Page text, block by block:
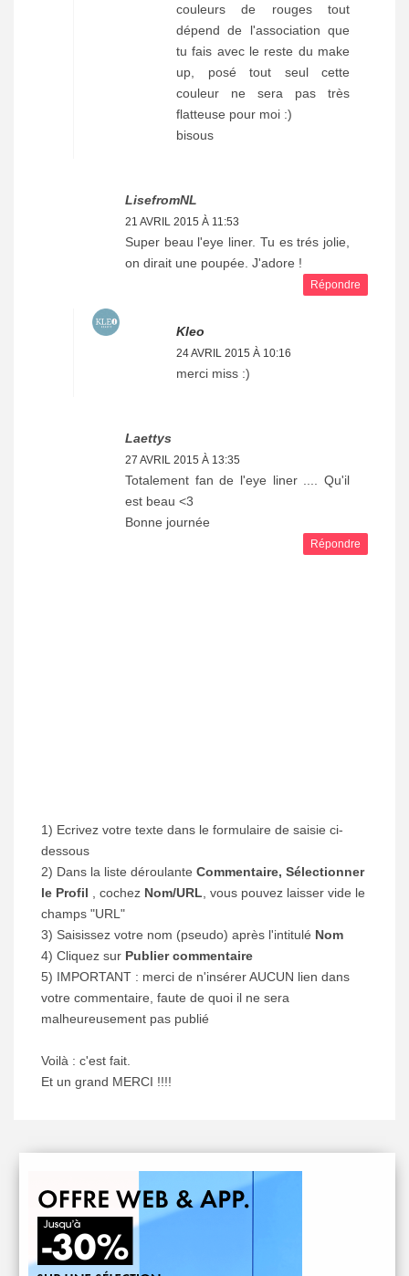
couleurs de rouges tout
dépend de l'association que
tu fais avec le reste du make
up, posé tout seul cette
couleur ne sera pas très
flatteuse pour moi :)
bisous
LisefromNL
21 AVRIL 2015 À 11:53
Super beau l'eye liner. Tu es trés jolie,
on dirait une poupée. J'adore !
Répondre
Kleo
24 AVRIL 2015 À 10:16
merci miss :)
Laettys
27 AVRIL 2015 À 13:35
Totalement fan de l'eye liner .... Qu'il
est beau <3
Bonne journée
Répondre
1) Ecrivez votre texte dans le formulaire de saisie ci-
dessous
2) Dans la liste déroulante Commentaire, Sélectionner
le Profil
, cochez Nom/URL , vous pouvez laisser vide le
champs "URL"
3) Saisissez votre nom (pseudo) après l'intitulé Nom
4) Cliquez sur Publier commentaire
5) IMPORTANT : merci de n'insérer AUCUN lien dans
votre commentaire, faute de quoi il ne sera
malheureusement pas publié
Voilà : c'est fait.
Et un grand MERCI !!!!